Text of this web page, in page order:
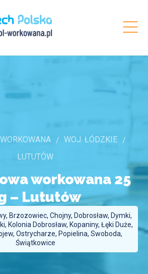
WOJ. ŁÓDZKIE
LUTUTÓW
workowana 25
– Lututów
Brzozowiec, Chojny, Dobrosław, Dymki,
Kolonia Dobrosław, Kopaniny, Łęki Duże,
Ostrycharze, Popielina, Swoboda,
Świątkowice